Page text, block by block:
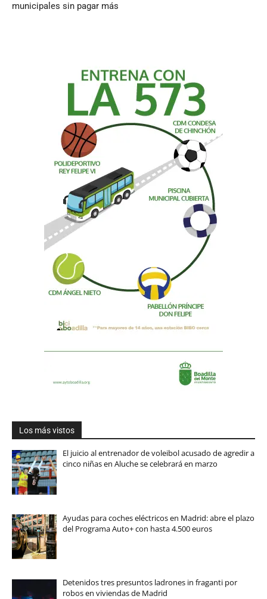
municipales sin pagar más
Los más vistos
El juicio al entrenador de voleibol acusado de agredir a
cinco niñas en Aluche se celebrará en marzo
Ayudas para coches eléctricos en Madrid: abre el plazo
del Programa Auto+ con hasta 4.500 euros
Detenidos tres presuntos ladrones in fraganti por
robos en viviendas de Madrid